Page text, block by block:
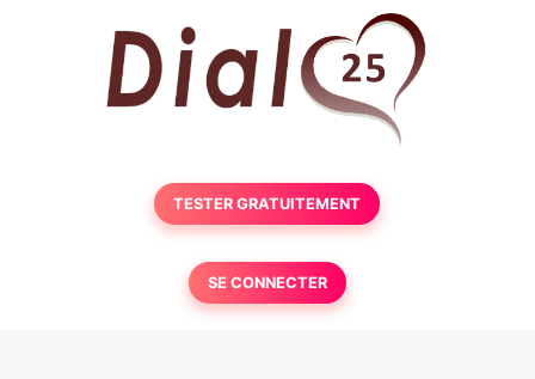
TESTER GRATUITEMENT
SE CONNECTER